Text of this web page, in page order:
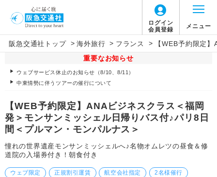
ログイン
会員登録
メニュー
阪急交通社トップ > 海外旅行 > フランス >
【WEB予約限定
重要なお知らせ
ウェブサービス休止のお知らせ（8/10、8/11）
中東情勢に伴うツアーの催行について
【WEB予約限定】ANAビジネスクラス＜福岡
発＞モンサンミッシェル日帰りバス付♪パリ8日
間＜プルマン・モンパルナス＞
憧れの世界遺産モンサンミッシェルへ♪名物オムレツの昼食＆修
道院の入場券付き！朝食付き
ウェブ限定 正規割引運賃 航空会社指定 2名様催行